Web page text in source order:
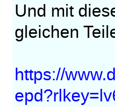
Und mit
gleichen
https://